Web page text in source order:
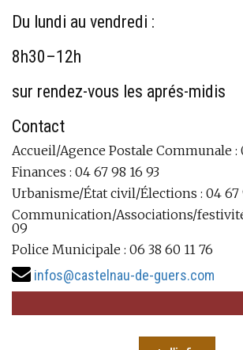
Du lundi au vendredi :
8h30–12h
sur rendez-vous les aprés-midis
Contact
Accueil/Agence Postale Communale :
Finances : 04 67 98 16 93
Urbanisme/État civil/Élections : 04 67
Communication/Associations/
09
Police Municipale : 06 38 60 11 76
infos@castelnau-de-guers.com